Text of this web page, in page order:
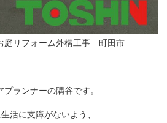
リフォーム外構工事 町田市
ランナーの隅谷です。
活に支障がないよう、